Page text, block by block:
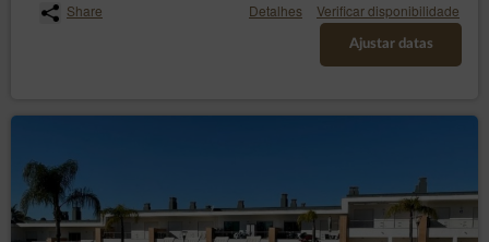
Share
Detalhes Verificar disponibilidade
Ajustar datas